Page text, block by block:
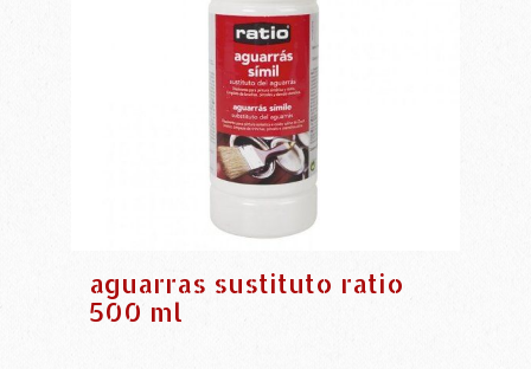
aguarras sustituto ratio
500 ml